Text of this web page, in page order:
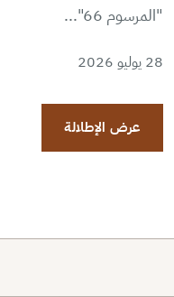
"المرسوم 66"...
28 يوليو 2026
عرض الإطلالة